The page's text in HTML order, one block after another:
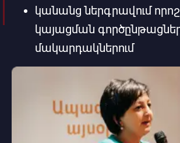
կանանց ներգրավում
կայացման
մակարդակներում